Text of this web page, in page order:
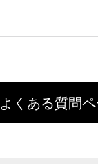
る場合がござ
ール上にアップ
よくある質問